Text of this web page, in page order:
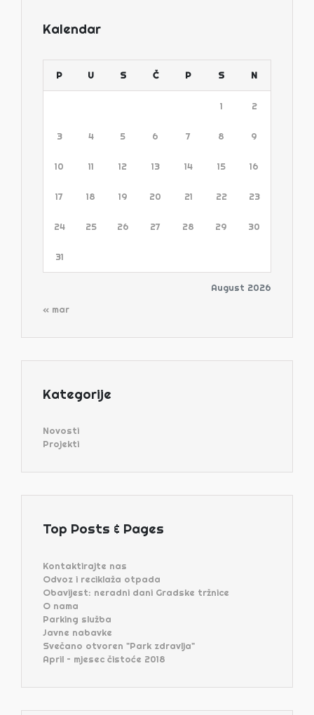
Kalendar
August 2026
P U S Č P S N
1 2
3 4 5 6 7 8 9
10 11 12 13 14 15 16
17 18 19 20 21 22 23
24 25 26 27 28 29 30
31
« mar
Kategorije
Novosti
Projekti
Top Posts & Pages
Kontaktirajte nas
Odvoz i reciklaža otpada
Obavijest: neradni dani Gradske tržnice
O nama
Parking služba
Javne nabavke
Svečano otvoren "Park zdravlja"
April – mjesec čistoće 2018